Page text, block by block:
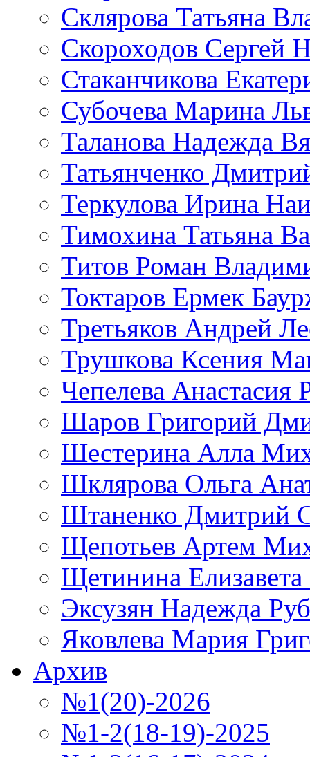
Склярова Татьяна
Скороходов Сергей
Стаканчикова
Субочева Марина
Таланова Надежда
Татьянченко
Теркулова Ирина
Тимохина Татьяна
Титов Роман
Токтаров Ермек
Третьяков Андрей
Трушкова Ксения
Чепелева Анастасия
Шаров Григорий
Шестерина Алла
Шклярова Ольга
Штаненко Дмитрий
Щепотьев Артем
Щетинина Елизавета
Эксузян Надежда
Яковлева Мария
Архив
№1(20)-2026
№1-2(18-19)-2025